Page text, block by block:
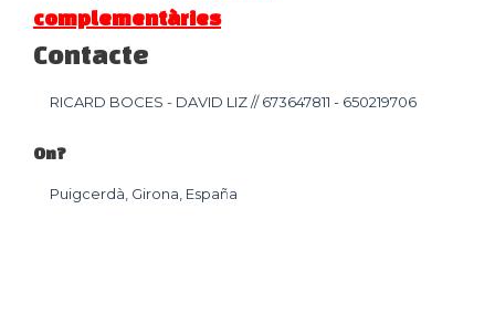
complementàries
Contacte
RICARD BOCES - DAVID LIZ // 673647811 - 650219706
On?
Puigcerdà, Girona, España